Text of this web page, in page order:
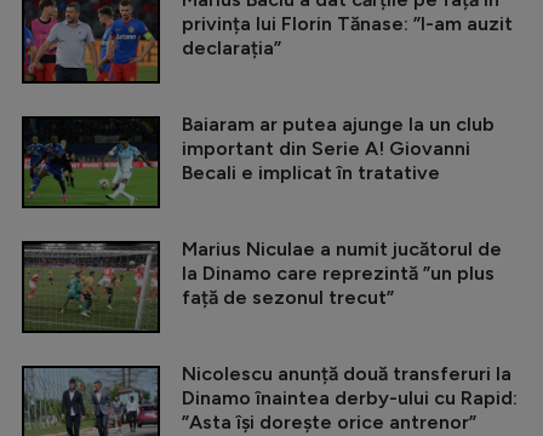
privința lui Florin Tănase: ”I-am auzit
declarația”
Baiaram ar putea ajunge la un club
important din Serie A! Giovanni
Becali e implicat în tratative
Marius Niculae a numit jucătorul de
la Dinamo care reprezintă ”un plus
față de sezonul trecut”
Nicolescu anunță două transferuri la
Dinamo înaintea derby-ului cu Rapid:
”Asta își dorește orice antrenor”